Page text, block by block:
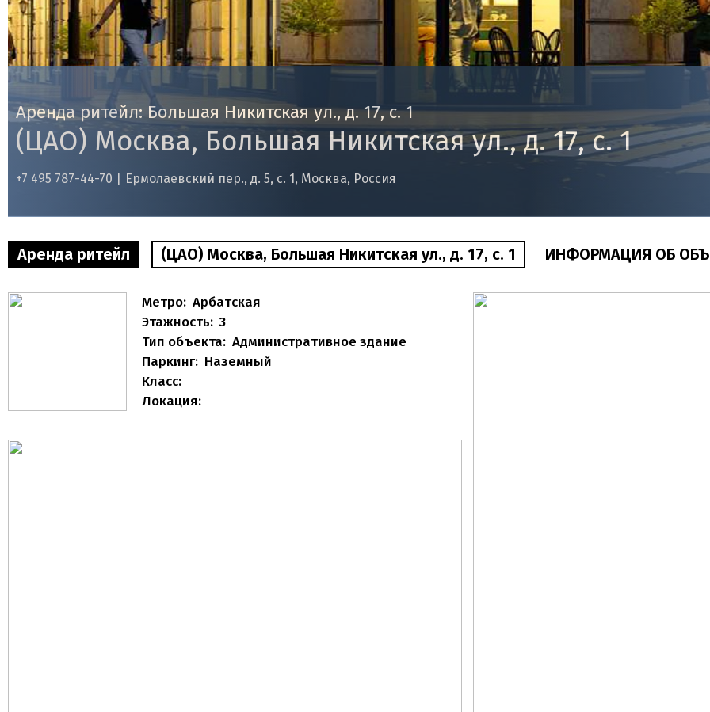
Аренда ритейл: Большая Никитская ул., д. 17, с. 1
(ЦАО) Москва, Большая Никитская ул., д. 17, с. 1
+7 495 787-44-70 | Ермолаевский пер., д. 5, с. 1, Москва, Россия
Аренда ритейл (ЦАО) Москва, Большая Никитская ул., д. 17, с. 1 ИНФОРМАЦИЯ ОБ
Метро: Арбатская
Этажность: 3
Тип объекта: Административное здание
Паркинг: Наземный
Класс:
Локация: